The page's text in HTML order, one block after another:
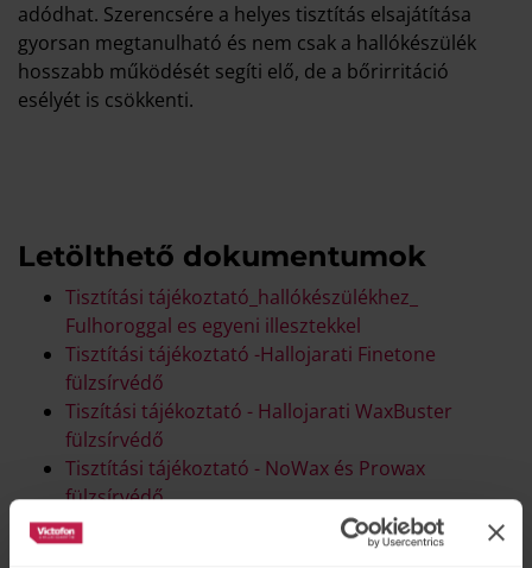
adódhat. Szerencsére a helyes tisztítás elsajátítása
gyorsan megtanulható és nem csak a hallókészülék
hosszabb működését segíti elő, de a bőrirritáció
esélyét is csökkenti.
Letölthető dokumentumok
Tisztítási tájékoztató_hallókészülékhez_
Fulhoroggal es egyeni illesztekkel
Tisztítási tájékoztató -Hallojarati Finetone
fülzsírvédő
Tiszítási tájékoztató - Hallojarati WaxBuster
fülzsírvédő
Tisztítási tájékoztató - NoWax és Prowax
fülzsírvédő
Tisztítási tájékoztató - RITE
Tisztítási tájékoztató- Vekonycsovel